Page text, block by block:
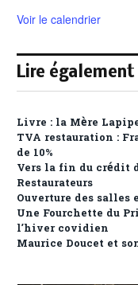
Voir le calendrier
Lire également
Livre : la Mère
TVA restauration :
de 10%
Vers la fin du crédit
Restaurateurs
Ouverture des salles
Une Fourchette du
l’hiver covidien
Maurice Doucet et